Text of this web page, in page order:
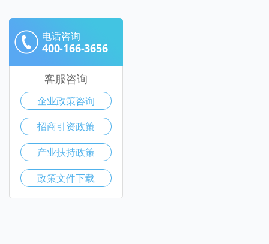
电话咨询
400-166-3656
客服咨询
企业政策咨询
招商引资政策
产业扶持政策
政策文件下载